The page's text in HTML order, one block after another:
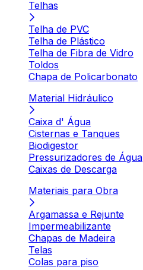
Telhas
Telha de PVC
Telha de Plástico
Telha de Fibra de Vidro
Toldos
Chapa de Policarbonato
Material Hidráulico
Caixa d' Água
Cisternas e Tanques
Biodigestor
Pressurizadores de Água
Caixas de Descarga
Materiais para Obra
Argamassa e Rejunte
Impermeabilizante
Chapas de Madeira
Telas
Colas para piso